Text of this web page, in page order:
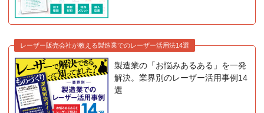
レーザー販売会社が教える製造業でのレーザー活用法14選
製造業の「お悩みあるある」を一発
解決。業界別のレーザー活用事例14
選